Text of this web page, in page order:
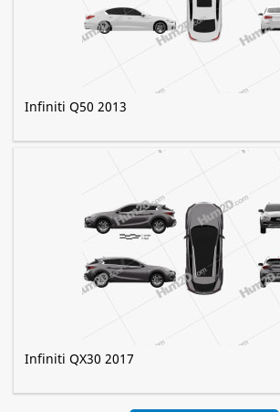
Infiniti Q50 2013
Infiniti QX30 2017